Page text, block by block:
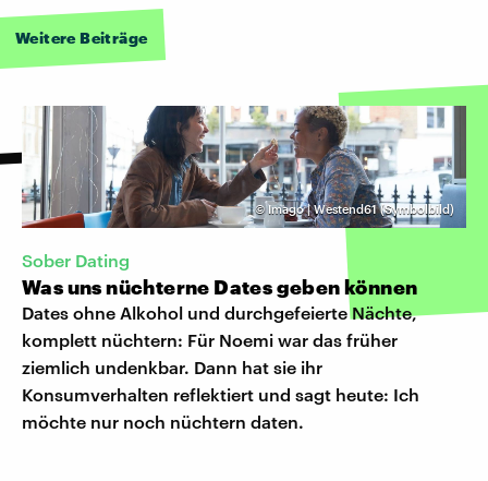
Weitere Beiträge
©Imago | Westend61 (Symbolbild)
Sober Dating
Was uns nüchterne Dates geben können
Dates ohne Alkohol und durchgefeierte Nächte,
komplett nüchtern: Für Noemi war das früher
ziemlich undenkbar. Dann hat sie ihr
Konsumverhalten reflektiert und sagt heute: Ich
möchte nur noch nüchtern daten.